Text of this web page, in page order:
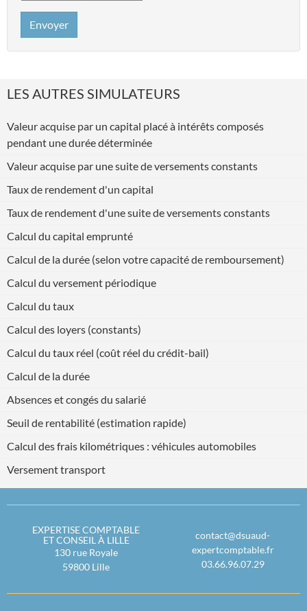
Envoyer
LES AUTRES SIMULATEURS
Valeur acquise par un capital placé à intérêts composés
pendant une durée déterminée
Valeur acquise par une suite de versements constants
Taux de rendement d'un capital
Taux de rendement d'une suite de versements constants
Calcul du capital emprunté
Calcul de la durée (selon votre capacité de remboursement)
Calcul du versement périodique
Calcul du taux
Calcul des loyers (constants)
Calcul du taux réel (coût réel du crédit-bail)
Calcul de la durée
Absences et congés du salarié
Seuil de rentabilité (estimation rapide)
Calcul des frais kilométriques : véhicules automobiles
Versement transport
EXPERTISE COMPTABLE
ET CONSEIL À LILLE
130 rue Royale
59800 Lille
contact@dsuaud-
expertcomptable.fr
03.66.96.07.29